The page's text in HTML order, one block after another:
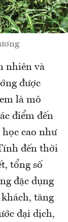
nhiên và
được
là mô
điểm đến
cao như
đến thời
tổng số
đặc dụng
tăng
đại dịch,